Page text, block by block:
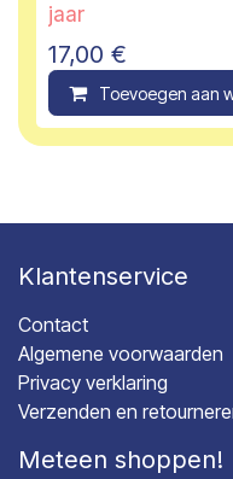
jaar
17,00 €
Toevoegen aan
Klantenservice
Contact
Algemene voorwaarden
Privacy verklaring
Verzenden en
Meteen shoppen!